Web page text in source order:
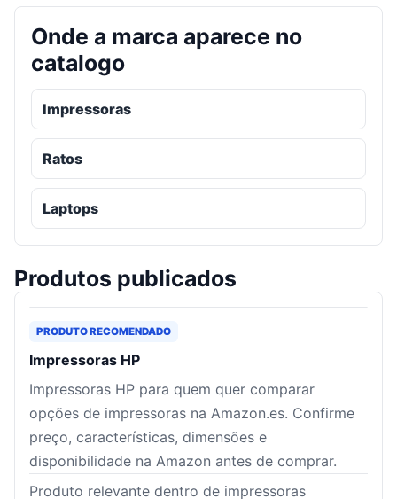
Onde a marca aparece no
catalogo
Impressoras
Ratos
Laptops
Produtos publicados
PRODUTO RECOMENDADO
Impressoras HP
Impressoras HP para quem quer comparar
opções de impressoras na Amazon.es. Confirme
preço, características, dimensões e
disponibilidade na Amazon antes de comprar.
Produto relevante dentro de impressoras